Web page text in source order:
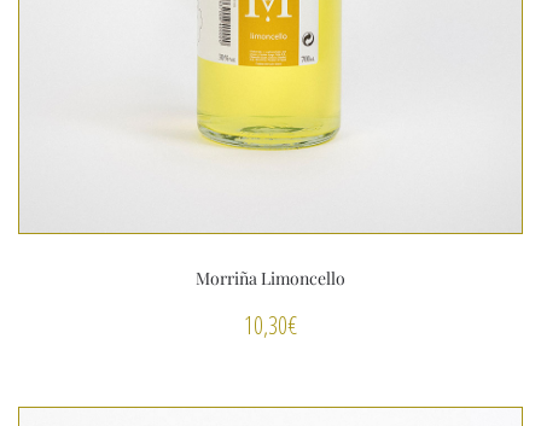
Morriña Limoncello
10,30€